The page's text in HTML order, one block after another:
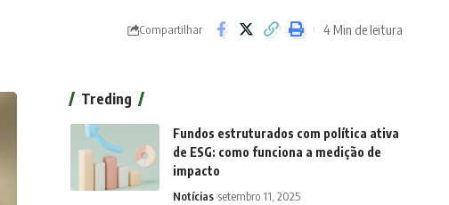
Compartilhar 4 Min de leitura
Treding
Fundos estruturados com política ativa
de ESG: como funciona a medição de
impacto
Notícias setembro 11, 2025